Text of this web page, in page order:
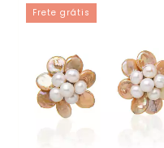
Frete grátis